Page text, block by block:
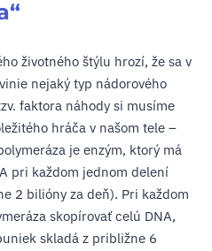
životného štýlu hrozí, že sa v
nejaký typ nádorového
faktora náhody si musíme
hráča v našom tele –
je enzým, ktorý má
pri každom jednom delení
2 bilióny za deň). Pri každom
skopírovať celú DNA,
skladá z približne 6